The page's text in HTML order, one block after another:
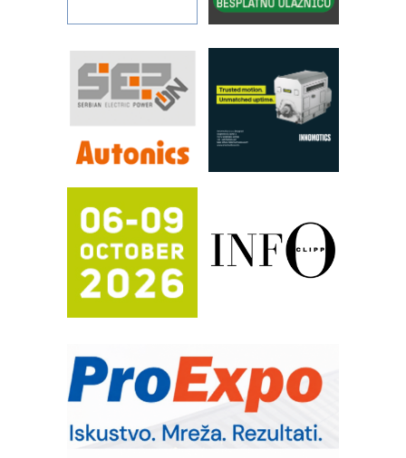
pouzdanost u transferu fluida
Filtration Group Industrial – Napredna
rešenja za filtraciju u hidrauličkim i
procesnim sistemima
RILINEX kompanije Rittal
FANUC: Najbolje za vašu pametnu
Efikasno upravljanje energijom
Automatizacija pakovanja · Display
(Shelf-Ready) omotnice
Potpuna efikasnost bez složenih
sistema
Trajna oznaka kao dugoročna korist
IB BLUMENAUER - više od 40 godina
poverenja u industriji
RMQ-TITAN ADVANCED INDICATOR
– Pametna signalizacija za efikasnije
upravljanje mašinama